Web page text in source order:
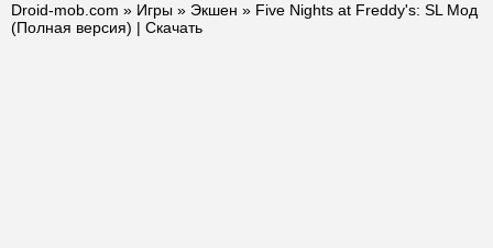
Droid-mob.com » Игры » Экшен » Five Nights at Freddy's: SL Мод
(Полная версия) | Скачать